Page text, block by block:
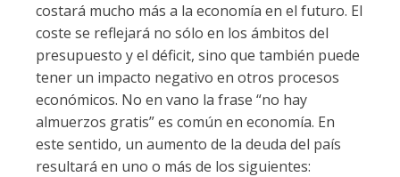
costará mucho más a la economía en el futuro. El
coste se reflejará no sólo en los ámbitos del
presupuesto y el déficit, sino que también puede
tener un impacto negativo en otros procesos
económicos. No en vano la frase “no hay
almuerzos gratis” es común en economía. En
este sentido, un aumento de la deuda del país
resultará en uno o más de los siguientes: